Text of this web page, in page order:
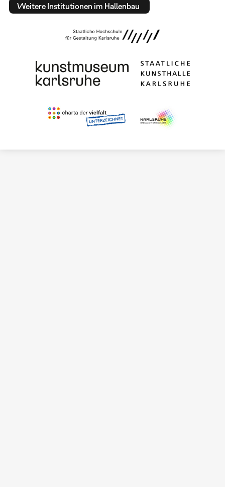
Weitere Institutionen im Hallenbau